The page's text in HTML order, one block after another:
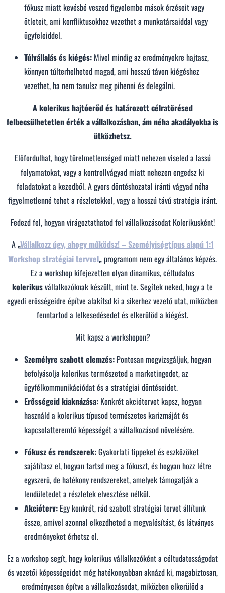
fókusz miatt kevésbé veszed figyelembe mások érzéseit vagy
ötleteit, ami konfliktusokhoz vezethet a munkatársaiddal vagy
ügyfeleiddel.
Túlvállalás és kiégés: Mivel mindig az eredményekre hajtasz,
könnyen túlterhelheted magad, ami hosszú távon kiégéshez
vezethet, ha nem tanulsz meg pihenni és delegálni.
A kolerikus hajtóerőd és határozott célratörésed
felbecsülhetetlen érték a vállalkozásban, ám néha akadályokba is
ütközhetsz.
Előfordulhat, hogy türelmetlenséged miatt nehezen viseled a lassú
folyamatokat, vagy a kontrollvágyad miatt nehezen engedsz ki
feladatokat a kezedből. A gyors döntéshozatal iránti vágyad néha
figyelmetlenné tehet a részletekkel, vagy a hosszú távú stratégia iránt.
Fedezd fel, hogyan virágoztathatod fel vállalkozásodat Kolerikusként!
A„Vállalkozz úgy, ahogy működsz! – Személyiségtípus alapú 1:1
Workshop stratégiai tervvel„programom nem egy általános képzés.
Ez a workshop kifejezetten olyan dinamikus, céltudatos
kolerikusvállalkozóknak készült, mint te. Segítek neked, hogy a te
egyedi erősségeidre építve alakítsd ki a sikerhez vezető utat, miközben
fenntartod a lelkesedésedet és elkerülöd a kiégést.
Mit kapsz a workshopon?
Személyre szabott elemzés: Pontosan megvizsgáljuk, hogyan
befolyásolja kolerikus természeted a marketingedet, az
ügyfélkommunikációdat és a stratégiai döntéseidet.
Erősségeid kiaknázása: Konkrét akciótervet kapsz, hogyan
használd a kolerikus típusod természetes karizmáját és
kapcsolatteremtő képességét a vállalkozásod növelésére.
Fókusz és rendszerek:Gyakorlati tippeket és eszközöket
sajátítasz el, hogyan tartsd meg a fókuszt, és hogyan hozz létre
egyszerű, de hatékony rendszereket, amelyek támogatják a
lendületedet a részletek elvesztése nélkül.
Akcióterv: Egy konkrét, rád szabott stratégiai tervet állítunk
össze, amivel azonnal elkezdheted a megvalósítást, és látványos
eredményeket érhetsz el.
Ez a workshop segít, hogy kolerikus vállalkozóként a céltudatosságodat
és vezetői képességeidet még hatékonyabban aknázd ki, magabiztosan,
eredményesen építve a vállalkozásodat, miközben elkerülöd a